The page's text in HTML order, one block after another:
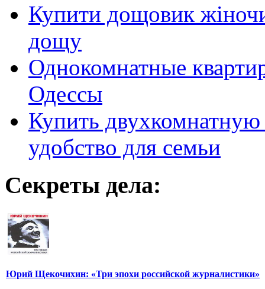
Купити дощовик
дощу
Однокомнатные
Одессы
Купить
удобство для семьи
Секреты дела:
Юрий Щекочихин: «Три эпохи российской журналистики»